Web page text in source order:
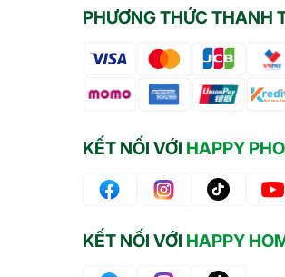
PHƯƠNG THỨC THANH
KẾT NỐI VỚI HAPPY
KẾT NỐI VỚI HAPPY